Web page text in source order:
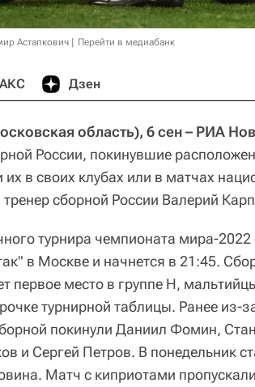
Астапкович Перейти в медиабанк
Дзен
область), 6 сен – РИА
России, покинувшие
их в своих клубах или в матчах
сборной России Валерий
турнира чемпионата мира-2022
в Москве и начнется в 21:45.
первое место в группе Н,
турнирной таблицы. Ранее из-
покинули Даниил Фомин,
и Сергей Петров. В понедельник
Матч с киприотами